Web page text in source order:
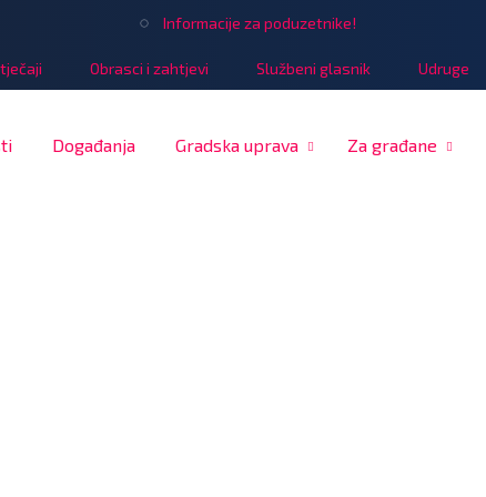
Informacije za poduzetnike!
Obrasci i zahtjevi Službeni glasnik Udruge
Događanja Gradska uprava Za građane